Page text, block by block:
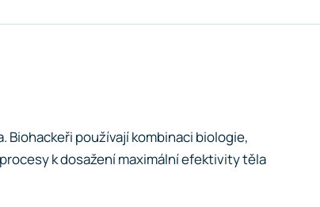
Biohackeři používají kombinaci biologie,
k dosažení maximální efektivity těla